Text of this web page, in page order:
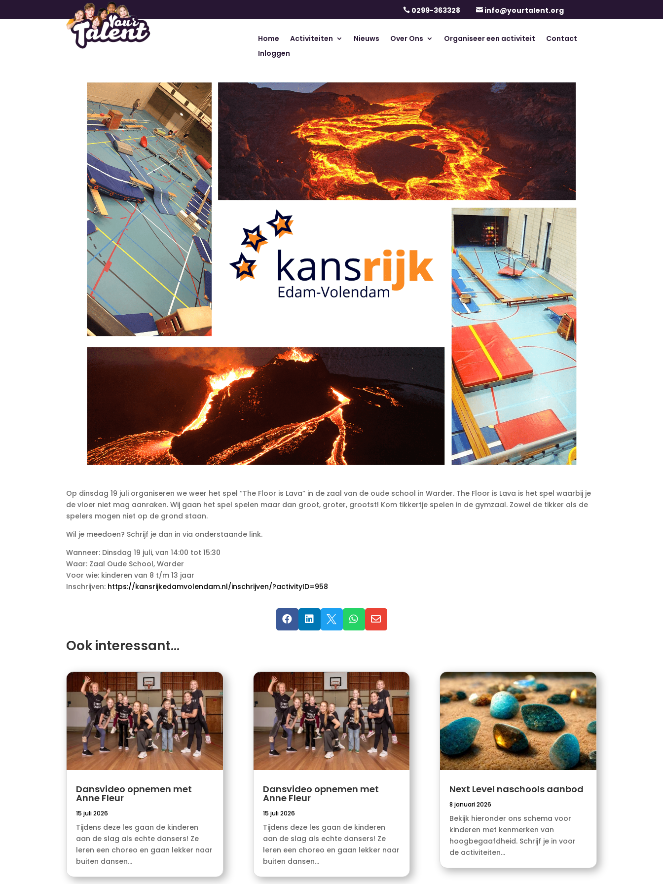
 0299-363328  info@yourtalent.org
Home Activiteiten Nieuws Over Ons Organiseer een activiteit
Contact
Inloggen
Op dinsdag 19 juli organiseren we weer het spel “The Floor is Lava” in de zaal van de oude school in Warder. The Floor is Lava is het spel waarbij je
de vloer niet mag aanraken. Wij gaan het spel spelen maar dan groot, groter, grootst! Kom tikkertje spelen in de gymzaal. Zowel de tikker als de
spelers mogen niet op de grond staan.
Wil je meedoen? Schrijf je dan in via onderstaande link.
Wanneer: Dinsdag 19 juli, van 14:00 tot 15:30
Waar: Zaal Oude School, Warder
Voor wie: kinderen van 8 t/m 13 jaar
Inschrijven: https://kansrijkedamvolendam.nl/inschrijven/?activityID=958
    
Ook interessant…
Dansvideo opnemen met
Anne Fleur
15 juli 2026
Tijdens deze les gaan de kinderen
aan de slag als echte dansers! Ze
leren een choreo en gaan lekker naar
buiten dansen...
Dansvideo opnemen met
Anne Fleur
15 juli 2026
Tijdens deze les gaan de kinderen
aan de slag als echte dansers! Ze
leren een choreo en gaan lekker naar
buiten dansen...
Next Level naschools aanbod
8 januari 2026
Bekijk hieronder ons schema voor
kinderen met kenmerken van
hoogbegaafdheid. Schrijf je in voor
de activiteiten...